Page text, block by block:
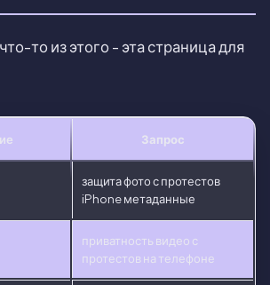
то из этого - эта страница для
Запрос
защита фото с протестов
iPhone метаданные
приватность видео с
протестов на телефоне